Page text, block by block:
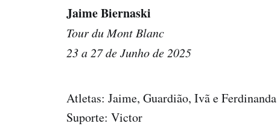
Jaime Biernaski
Tour du Mont Blanc
23 a 27 de Junho de 2025
Atletas: Jaime, Guardião, Ivã e Ferdinanda
Suporte: Victor